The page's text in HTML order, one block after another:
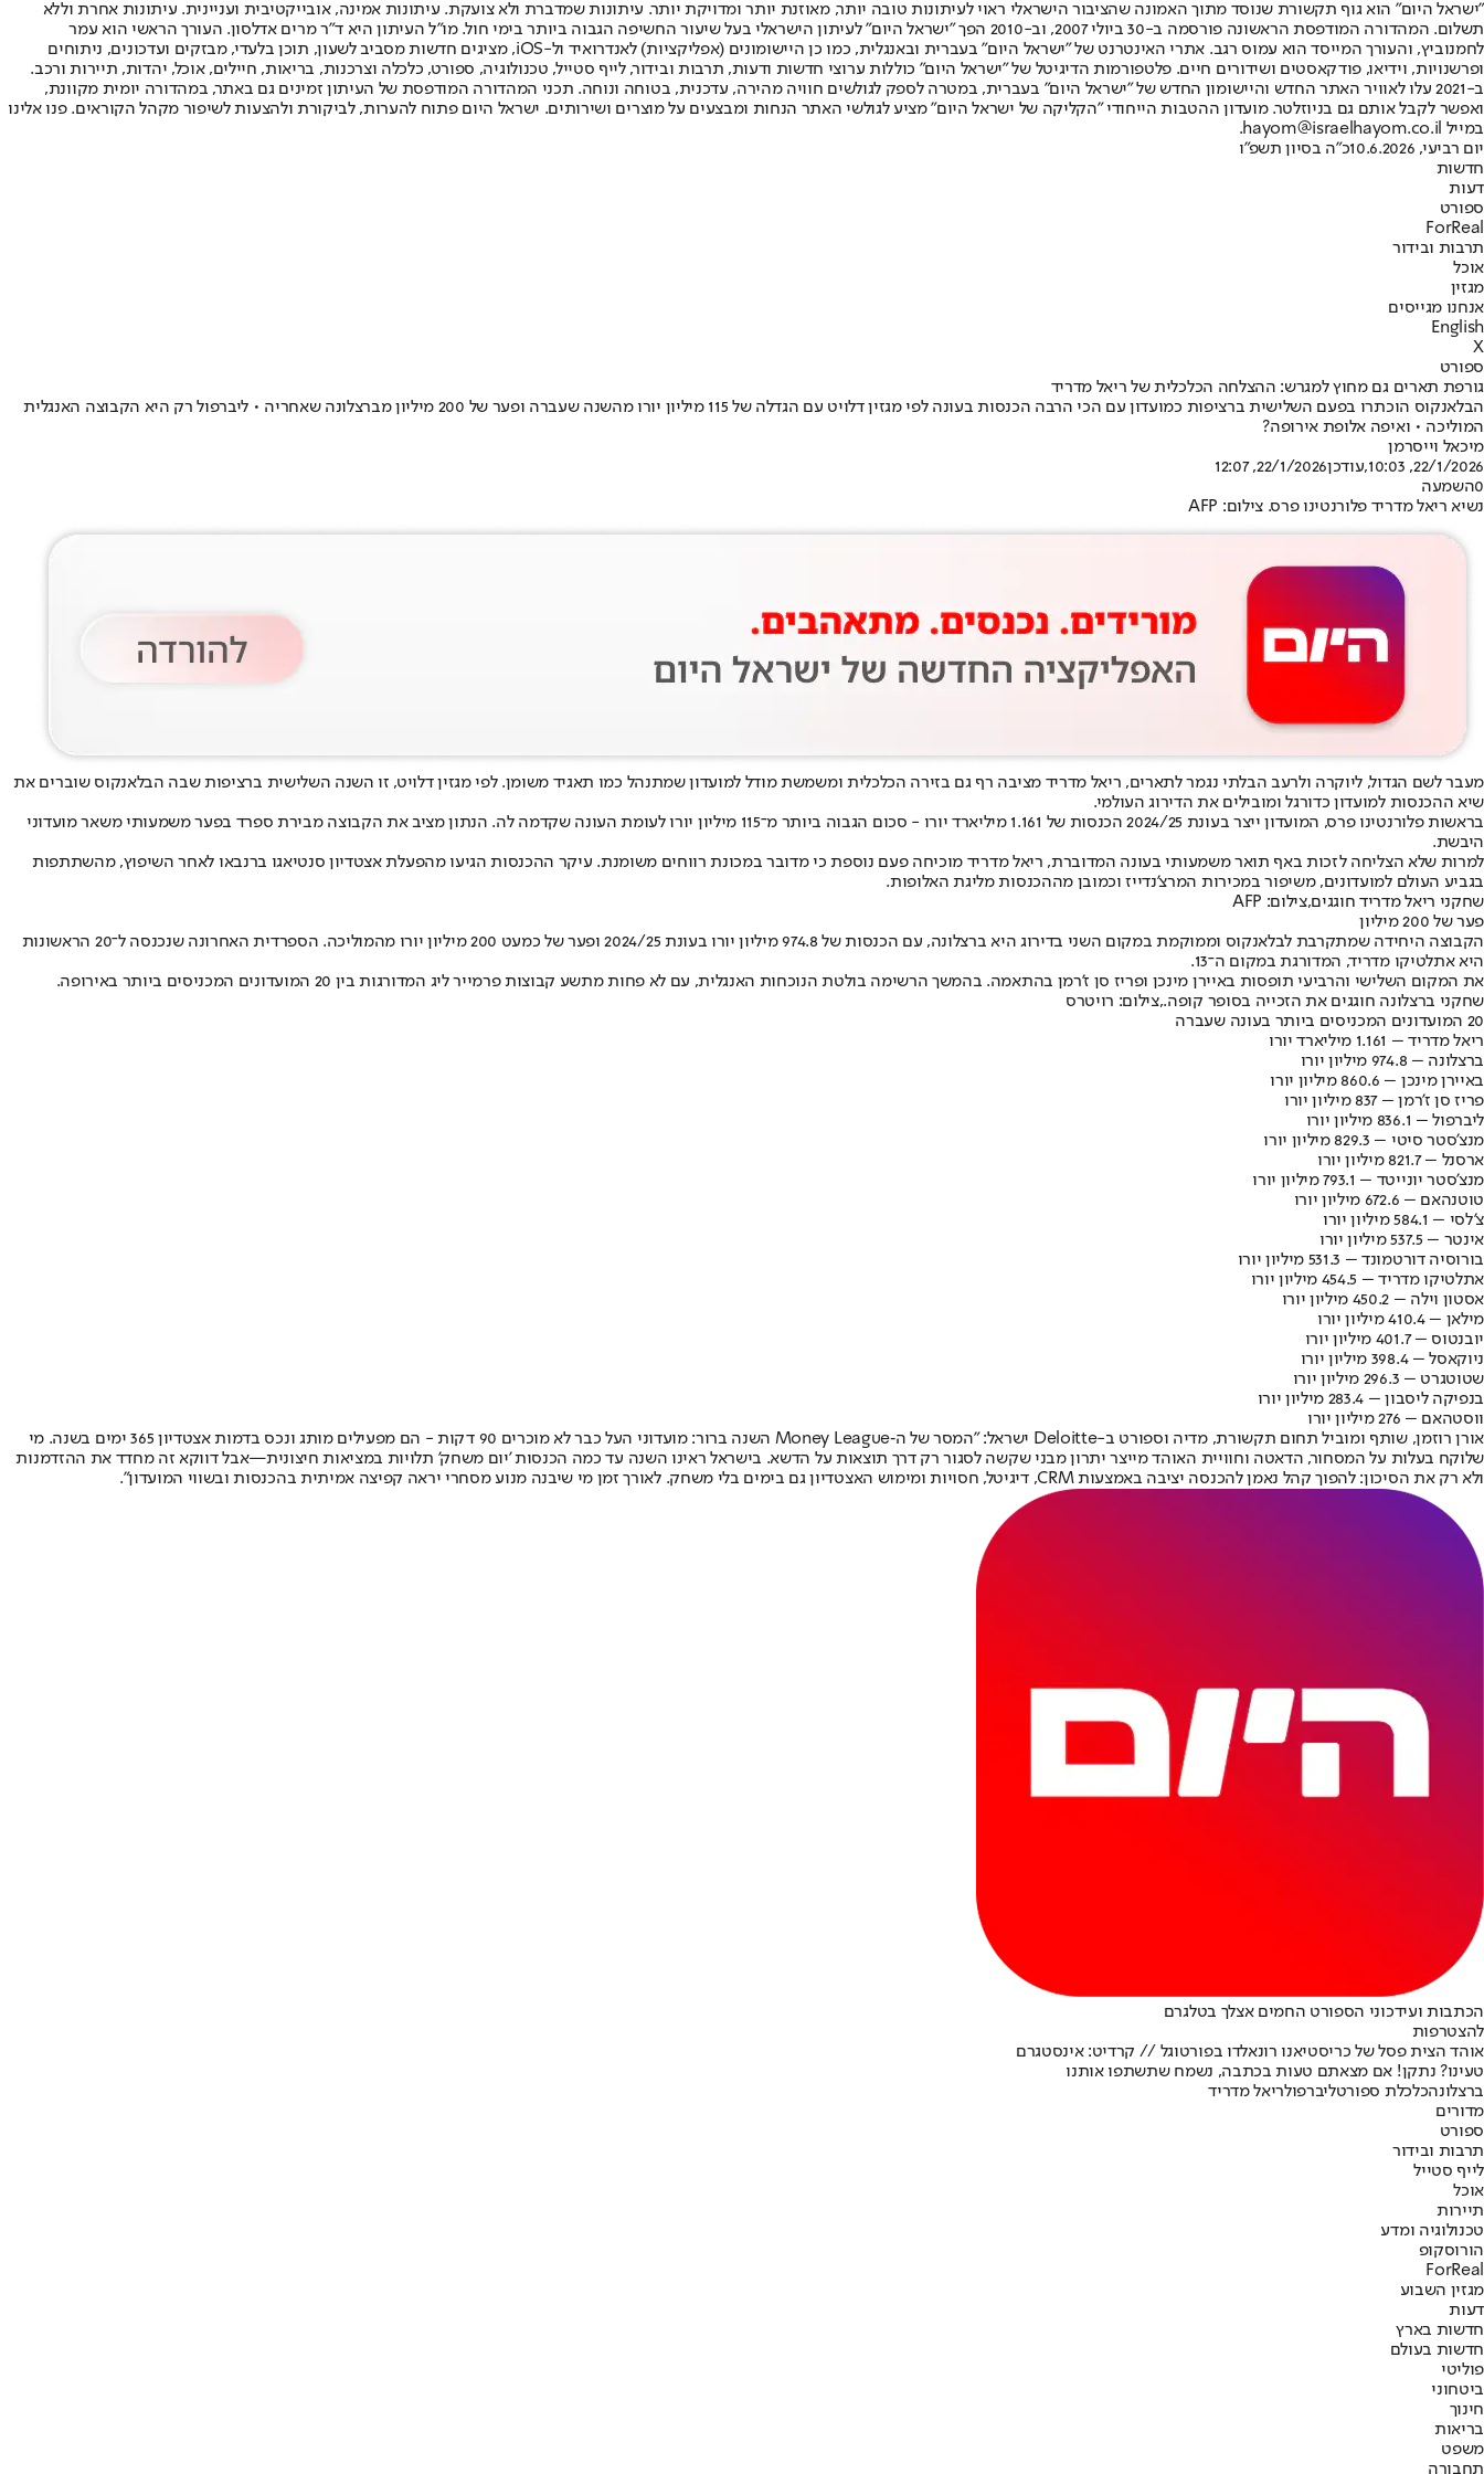
"ישראל היום" הוא גוף תקשורת שנוסד מתוך האמונה שהציבור הישראלי ראוי לעיתונות טובה יותר, מאוזנת יותר ומדויקת יותר. עיתונות שמדברת ולא צועקת. עיתונות אמינה, אובייקטיבית ועניינית. עיתונות אחרת וללא
תשלום. המהדורה המודפסת הראשונה פורסמה ב-30 ביולי 2007, וב-2010 הפך "ישראל היום" לעיתון הישראלי בעל שיעור החשיפה הגבוה ביותר בימי חול. מו"ל העיתון היא ד"ר מרים אדלסון. העורך הראשי הוא עמר
לחמנוביץ, והעורך המייסד הוא עמוס רגב. אתרי האינטרנט של "ישראל היום" בעברית ובאנגלית, כמו כן היישומונים (אפליקציות) לאנדרואיד ול-iOS, מציגים חדשות מסביב לשעון, תוכן בלעדי, מבזקים ועדכונים, ניתוחים
ופרשנויות, וידיאו, פודקאסטים ושידורים חיים. פלטפורמות הדיגיטל של "ישראל היום" כוללות ערוצי חדשות ודעות, תרבות ובידור, לייף סטייל, טכנולוגיה, ספורט, כלכלה וצרכנות, בריאות, חיילים, אוכל, יהדות, תיירות ורכב.
ב-2021 עלו לאוויר האתר החדש והיישומון החדש של "ישראל היום" בעברית, במטרה לספק לגולשים חוויה מהירה, עדכנית, בטוחה ונוחה. תכני המהדורה המודפסת של העיתון זמינים גם באתר, במהדורה יומית מקוונת,
ואפשר לקבל אותם גם בניוזלטר. מועדון ההטבות הייחודי "הקליקה של ישראל היום" מציע לגולשי האתר הנחות ומבצעים על מוצרים ושירותים. ישראל היום פתוח להערות, לביקורת ולהצעות לשיפור מקהל הקוראים. פנו אלינו
במייל hayom@israelhayom.co.il.
יום רביעי, 10.6.2026
כ"ה בסיון תשפ"ו
חדשות
דעות
ספורט
ForReal
תרבות ובידור
אוכל
מגזין
אנחנו מגייסים
English
X
ספורט
גורפת תארים גם מחוץ למגרש: ההצלחה הכלכלית של ריאל מדריד
הבלאנקוס הוכתרו בפעם השלישית ברציפות כמועדון עם הכי הרבה הכנסות בעונה לפי מגזין דלויט עם הגדלה של 115 מיליון יורו מהשנה שעברה ופער של 200 מיליון מברצלונה שאחריה • ליברפול רק היא הקבוצה האנגלית
המוליכה • ואיפה אלופת אירופה?
מיכאל וייסרמן
22/1/2026, 10:03
,עודכן22/1/2026, 12:07
0השמעה
נשיא ריאל מדריד פלורנטינו פרס. צילום: AFP
מעבר לשם הגדול, ליוקרה ולרעב הבלתי נגמר לתארים, ריאל מדריד מציבה רף גם בזירה הכלכלית ומשמשת מודל למועדון שמתנהל כמו תאגיד משומן. לפי מגזין דלויט, זו השנה השלישית ברציפות שבה הבלאנקוס שוברים את
שיא ההכנסות למועדון כדורגל ומובילים את הדירוג העולמי.
בראשות פלורנטינו פרס, המועדון ייצר בעונת 2024/25 הכנסות של 1.161 מיליארד יורו - סכום הגבוה ביותר מ־115 מיליון יורו לעומת העונה שקדמה לה. הנתון מציב את הקבוצה מבירת ספרד בפער משמעותי משאר מועדוני
היבשת.
למרות שלא הצליחה לזכות באף תואר משמעותי בעונה המדוברת, ריאל מדריד מוכיחה פעם נוספת כי מדובר במכונת רווחים משומנת. עיקר ההכנסות הגיעו מהפעלת אצטדיון סנטיאגו ברנבאו לאחר השיפוץ, מהשתתפות
בגביע העולם למועדונים, משיפור במכירות המרצ’נדייז וכמובן מההכנסות מליגת האלופות.
שחקני ריאל מדריד חוגגים,צילום: AFP
פער של 200 מיליון
הקבוצה היחידה שמתקרבת לבלאנקוס וממוקמת במקום השני בדירוג היא ברצלונה, עם הכנסות של 974.8 מיליון יורו בעונת 2024/25 ופער של כמעט 200 מיליון יורו מהמוליכה. הספרדית האחרונה שנכנסה ל־20 הראשונות
היא אתלטיקו מדריד, המדורגת במקום ה־13.
את המקום השלישי והרביעי תופסות באיירן מינכן ופריז סן ז’רמן בהתאמה. בהמשך הרשימה בולטת הנוכחות האנגלית, עם לא פחות מתשע קבוצות פרמייר ליג המדורגות בין 20 המועדונים המכניסים ביותר באירופה.
שחקני ברצלונה חוגגים את הזכייה בסופר קופה.,צילום: רויטרס
20 המועדונים המכניסים ביותר בעונה שעברה
ריאל מדריד – 1.161 מיליארד יורו
ברצלונה – 974.8 מיליון יורו
באיירן מינכן – 860.6 מיליון יורו
פריז סן ז’רמן – 837 מיליון יורו
ליברפול – 836.1 מיליון יורו
מנצ’סטר סיטי – 829.3 מיליון יורו
ארסנל – 821.7 מיליון יורו
מנצ’סטר יונייטד – 793.1 מיליון יורו
טוטנהאם – 672.6 מיליון יורו
צ’לסי – 584.1 מיליון יורו
אינטר – 537.5 מיליון יורו
בורוסיה דורטמונד – 531.3 מיליון יורו
אתלטיקו מדריד – 454.5 מיליון יורו
אסטון וילה – 450.2 מיליון יורו
מילאן – 410.4 מיליון יורו
יובנטוס – 401.7 מיליון יורו
ניוקאסל – 398.4 מיליון יורו
שטוטגרט – 296.3 מיליון יורו
בנפיקה ליסבון – 283.4 מיליון יורו
ווסטהאם – 276 מיליון יורו
אורן רוזמן, שותף ומוביל תחום תקשורת, מדיה וספורט ב-Deloitte ישראל: "המסר של ה‑Money League השנה ברור: מועדוני העל כבר לא מוכרים 90 דקות - הם מפעילים מותג ונכס בדמות אצטדיון 365 ימים בשנה. מי
שלוקח בעלות על המסחור, הדאטה וחוויית האוהד מייצר יתרון מבני שקשה לסגור רק דרך תוצאות על הדשא. בישראל ראינו השנה עד כמה הכנסות 'יום משחק' תלויות במציאות חיצונית—אבל דווקא זה מחדד את ההזדמנות
ולא רק את הסיכון: להפוך קהל נאמן להכנסה יציבה באמצעות CRM, דיגיטל, חסויות ומימוש האצטדיון גם בימים בלי משחק. לאורך זמן מי שיבנה מנוע מסחרי יראה קפיצה אמיתית בהכנסות ובשווי המועדון".
הכתבות ועידכוני הספורט החמים אצלך בטלגרם
להצטרפות
אוהד הצית פסל של כריסטיאנו רונאלדו בפורטוגל // קרדיט: אינסטגרם
טעינו? נתקן! אם מצאתם טעות בכתבה, נשמח שתשתפו אותנו
ברצלונהכלכלת ספורטליברפולריאל מדריד
מדורים
ספורט
תרבות ובידור
לייף סטייל
אוכל
תיירות
טכנולוגיה ומדע
הורוסקופ
ForReal
מגזין השבוע
דעות
חדשות בארץ
חדשות בעולם
פוליטי
ביטחוני
חינוך
בריאות
משפט
תחבורה